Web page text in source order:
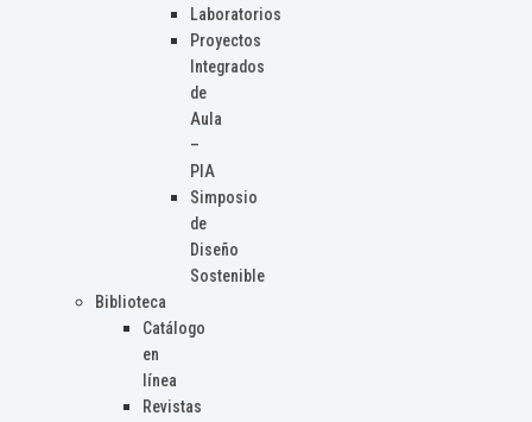
Laboratorios
Proyectos
Integrados
de
Aula
–
PIA
Simposio
de
Diseño
Sostenible
Biblioteca
Catálogo
en
línea
Revistas